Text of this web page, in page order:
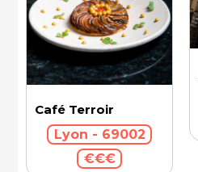
Café Terroir
Lyon - 69002
€€€